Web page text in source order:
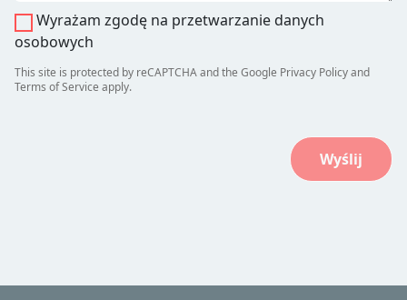
Wyrażam zgodę na przetwarzanie danych
osobowych
This site is protected by reCAPTCHA and the Google Privacy Policyand
Terms of Service apply.